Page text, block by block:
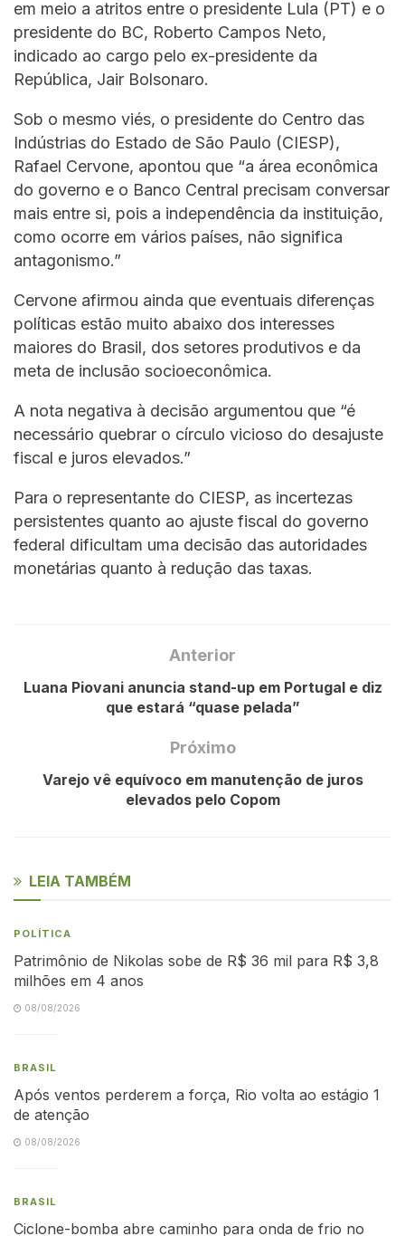
em meio a atritos entre o presidente Lula (PT) e o
presidente do BC, Roberto Campos Neto,
indicado ao cargo pelo ex-presidente da
República, Jair Bolsonaro.
Sob o mesmo viés, o presidente do Centro das
Indústrias do Estado de São Paulo (CIESP),
Rafael Cervone, apontou que “a área econômica
do governo e o Banco Central precisam conversar
mais entre si, pois a independência da instituição,
como ocorre em vários países, não significa
antagonismo.”
Cervone afirmou ainda que eventuais diferenças
políticas estão muito abaixo dos interesses
maiores do Brasil, dos setores produtivos e da
meta de inclusão socioeconômica.
A nota negativa à decisão argumentou que “é
necessário quebrar o círculo vicioso do desajuste
fiscal e juros elevados.”
Para o representante do CIESP, as incertezas
persistentes quanto ao ajuste fiscal do governo
federal dificultam uma decisão das autoridades
monetárias quanto à redução das taxas.
Anterior
Luana Piovani anuncia stand-up em Portugal e diz
que estará “quase pelada”
Próximo
Varejo vê equívoco em manutenção de juros
elevados pelo Copom
LEIA TAMBÉM
POLÍTICA
Patrimônio de Nikolas sobe de R$ 36 mil para R$ 3,8
milhões em 4 anos
08/08/2026
BRASIL
Após ventos perderem a força, Rio volta ao estágio 1
de atenção
08/08/2026
BRASIL
Ciclone-bomba abre caminho para onda de frio no